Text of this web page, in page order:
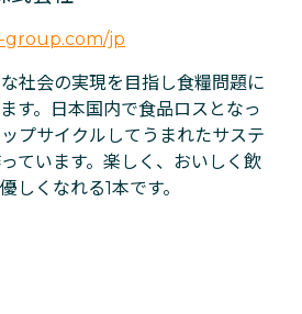
group.com/jp
社会の実現を目指し食糧問題に
す。日本国内で食品ロスとなっ
プサイクルしてうまれたサステ
ています。楽しく、おいしく飲
しくなれる1本です。